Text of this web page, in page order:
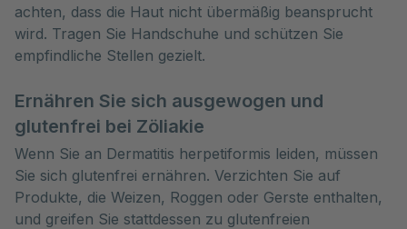
achten, dass die Haut nicht übermäßig beansprucht
wird. Tragen Sie Handschuhe und schützen Sie
empfindliche Stellen gezielt.
Ernähren Sie sich ausgewogen und
glutenfrei bei Zöliakie
Wenn Sie an Dermatitis herpetiformis leiden, müssen
Sie sich glutenfrei ernähren. Verzichten Sie auf
Produkte, die Weizen, Roggen oder Gerste enthalten,
und greifen Sie stattdessen zu glutenfreien